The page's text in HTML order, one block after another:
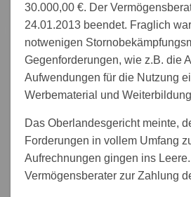
30.000,00 €. Der
24.01.2013 beendet. Fraglich
notwenigen
Gegenforderungen, wie z.B. die
Aufwendungen für die Nutzung
Werbematerial und
Das Oberlandesgericht meinte,
Forderungen in vollem Umfang
Aufrechnungen gingen ins
Vermögensberater zur Zahlung